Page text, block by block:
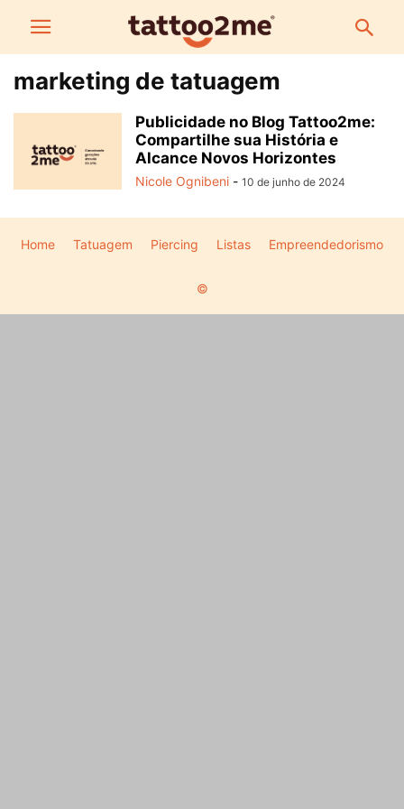
marketing de tatuagem
Publicidade no Blog Tattoo2me:
Compartilhe sua História e
Alcance Novos Horizontes
Nicole Ognibeni - 10 de junho de 2024
Home Tatuagem Piercing Listas Empreendedorismo
©